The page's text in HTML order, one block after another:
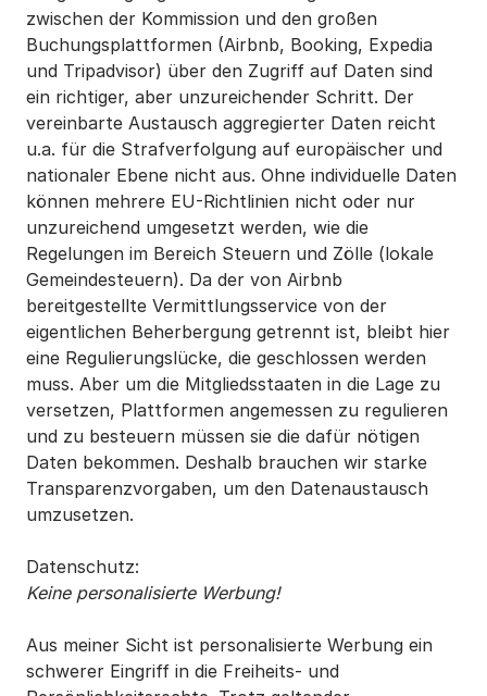
zwischen der Kommission und den großen
Buchungsplattformen (Airbnb, Booking, Expedia
und Tripadvisor) über den Zugriff auf Daten sind
ein richtiger, aber unzureichender Schritt. Der
vereinbarte Austausch aggregierter Daten reicht
u.a. für die Strafverfolgung auf europäischer und
nationaler Ebene nicht aus. Ohne individuelle Daten
können mehrere EU-Richtlinien nicht oder nur
unzureichend umgesetzt werden, wie die
Regelungen im Bereich Steuern und Zölle (lokale
Gemeindesteuern). Da der von Airbnb
bereitgestellte Vermittlungsservice von der
eigentlichen Beherbergung getrennt ist, bleibt hier
eine Regulierungslücke, die geschlossen werden
muss. Aber um die Mitgliedsstaaten in die Lage zu
versetzen, Plattformen angemessen zu regulieren
und zu besteuern müssen sie die dafür nötigen
Daten bekommen. Deshalb brauchen wir starke
Transparenzvorgaben, um den Datenaustausch
umzusetzen.
Datenschutz:
Keine personalisierte Werbung!
Aus meiner Sicht ist personalisierte Werbung ein
schwerer Eingriff in die Freiheits- und